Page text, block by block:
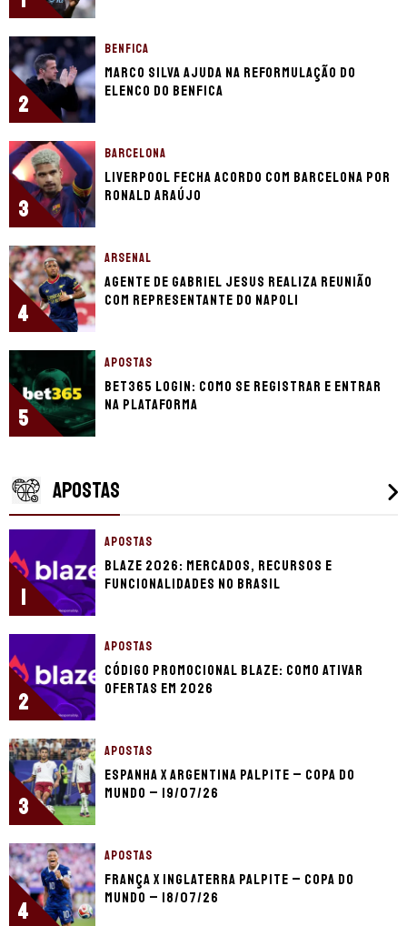
2
BENFICA
Marco Silva ajuda na reformulação do
elenco do Benfica
3
BARCELONA
Liverpool fecha acordo com Barcelona por
Ronald Araújo
4
ARSENAL
Agente de Gabriel Jesus realiza reunião
com representante do Napoli
5
APOSTAS
bet365 login: como se registrar e entrar
na plataforma
APOSTAS
1
APOSTAS
Blaze 2026: mercados, recursos e
funcionalidades no Brasil
2
APOSTAS
Código promocional Blaze: como ativar
ofertas em 2026
3
APOSTAS
Espanha x Argentina palpite – Copa do
Mundo – 19/07/26
4
APOSTAS
França x Inglaterra palpite – Copa do
Mundo – 18/07/26